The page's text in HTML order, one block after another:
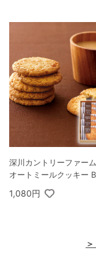
深川カントリーファー
オートミールクッキー B
1,080円